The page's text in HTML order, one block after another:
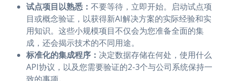
试点项目以熟悉： 不要等待，立即开始。启动试点项
目或概念验证，以获得新AI解决方案的实际经验和实
用知识。这些小规模项目不仅会为您准备全面的集
成，还会揭示技术的不同用途。
标准化的集成程序： 决定数据存储在何处，使用什么
API协议，以及您需要验证的2-3个与公司系统保持一
致的事项。